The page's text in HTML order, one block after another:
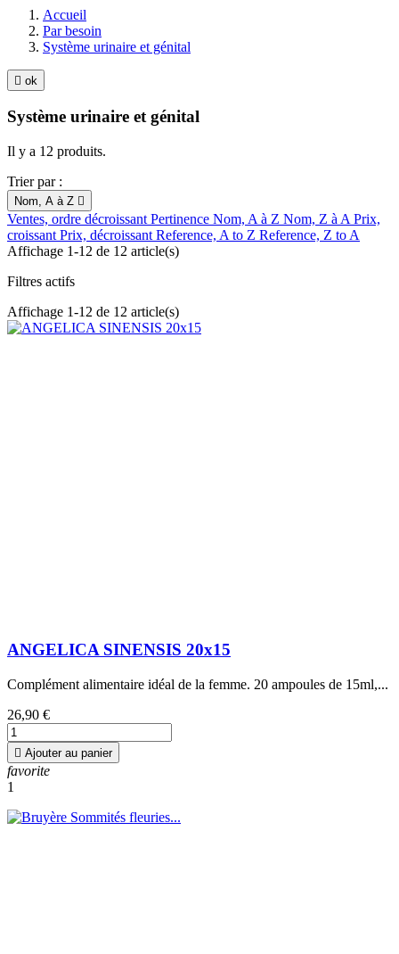
Accueil
Par besoin
Système urinaire et génital
 ok
Système urinaire et génital
Il y a 12 produits.
Trier par :
Nom, A à Z 
Ventes, ordre décroissant Pertinence Nom, A à Z Nom, Z à A Prix,
croissant Prix, décroissant Reference, A to Z Reference, Z to A
Affichage 1-12 de 12 article(s)
Filtres actifs
Affichage 1-12 de 12 article(s)
ANGELICA SINENSIS 20x15
Complément alimentaire idéal de la femme. 20 ampoules de 15ml,...
26,90 €
 Ajouter au panier
favorite
1